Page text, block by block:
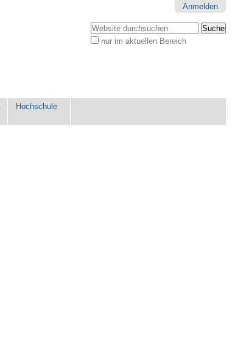
Anmelden
Website durchsuchen
nur im aktuellen Bereich
Hochschule